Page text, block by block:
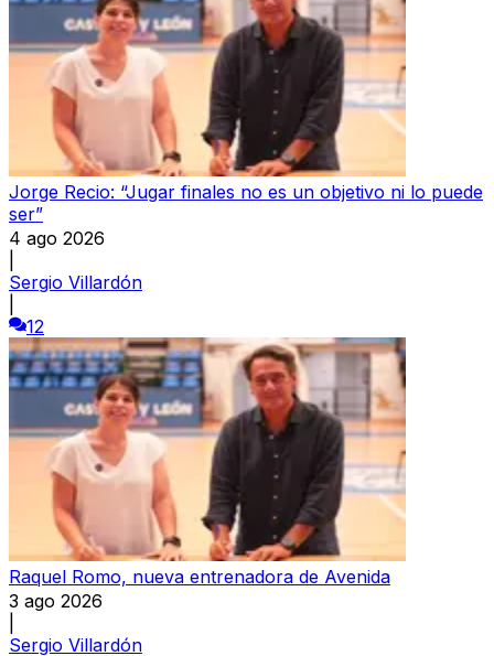
Jorge Recio: “Jugar finales no es un objetivo ni lo puede
ser”
4 ago 2026
Sergio Villardón
12
Raquel Romo, nueva entrenadora de Avenida
3 ago 2026
Sergio Villardón